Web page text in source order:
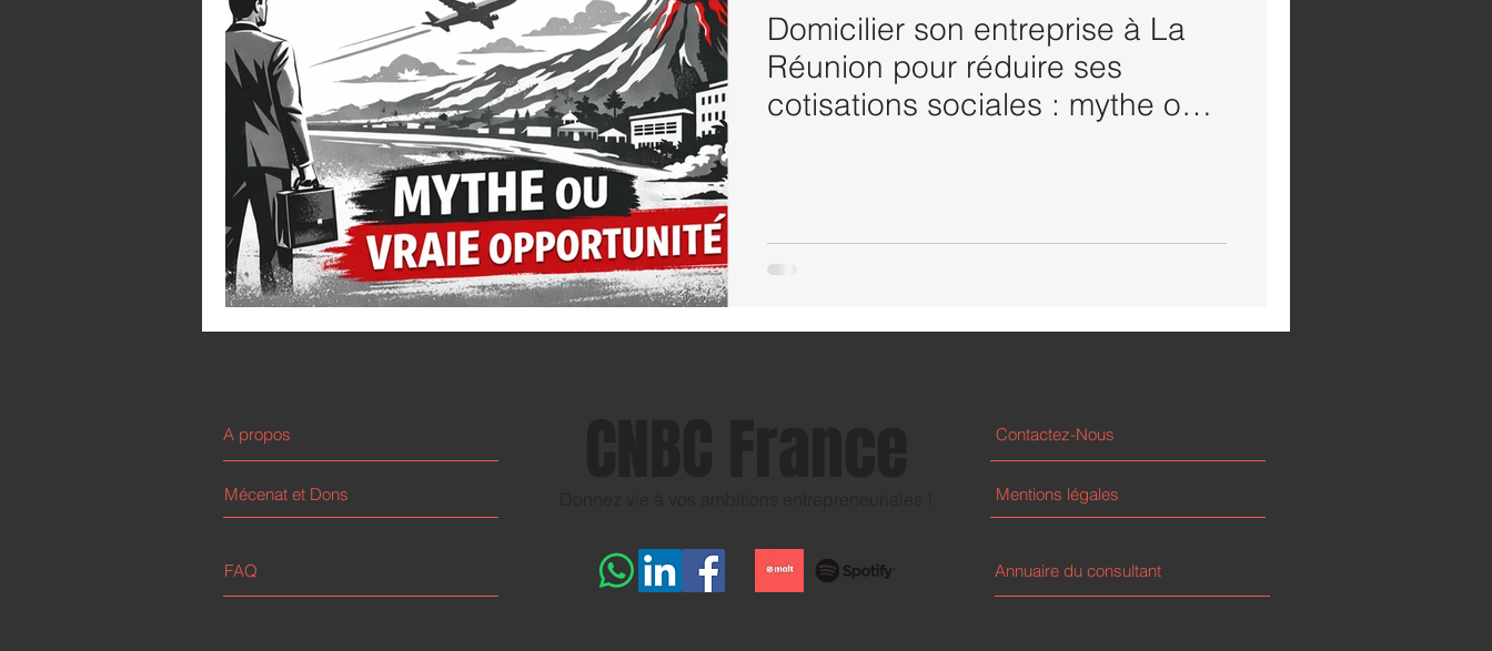
Le mot de la semaine commerce Bâtiment économie sociale et solidaire
Domicilier son entreprise à La
Réunion pour réduire ses
cotisations sociales : mythe ou
A propos
Mécenat et Dons
FAQ
Contactez-Nous
Mentions légales
Annuaire du consultant